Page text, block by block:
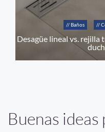
// Baños //
Desagüe lineal vs. rejilla
Buenas ideas